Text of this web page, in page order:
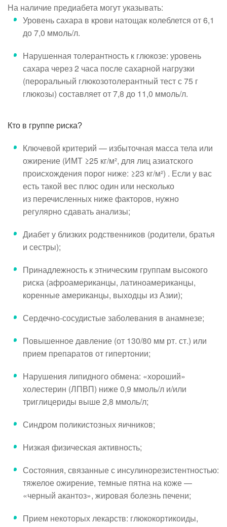
На наличие предиабета могут указывать:
Уровень сахара в крови натощак колеблется от 6,1
до 7,0 ммоль/л.
Нарушенная толерантность к глюкозе: уровень
сахара через 2 часа после сахарной нагрузки
(пероральный глюкозотолерантный тест с 75 г
глюкозы) составляет от 7,8 до 11,0 ммоль/л.
Кто в группе риска?
Ключевой критерий — избыточная масса тела или
ожирение (ИМТ ≥25 кг/м², для лиц азиатского
происхождения порог ниже: ≥23 кг/м²) . Если у вас
есть такой вес плюс один или несколько
из перечисленных ниже факторов, нужно
регулярно сдавать анализы;
Диабет у близких родственников (родители, братья
и сестры);
Принадлежность к этническим группам высокого
риска (афроамериканцы, латиноамериканцы,
коренные американцы, выходцы из Азии);
Сердечно-сосудистые заболевания в анамнезе;
Повышенное давление (от 130/80 мм рт. ст.) или
прием препаратов от гипертонии;
Нарушения липидного обмена: «хороший»
холестерин (ЛПВП) ниже 0,9 ммоль/л и/или
триглицериды выше 2,8 ммоль/л;
Синдром поликистозных яичников;
Низкая физическая активность;
Состояния, связанные с инсулинорезистентностью:
тяжелое ожирение, темные пятна на коже —
«черный акантоз», жировая болезнь печени;
Прием некоторых лекарств: глюкокортикоиды,